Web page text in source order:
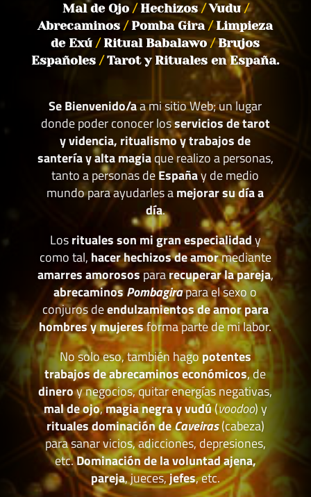
Mal de Ojo /Hechizos/Vudu/
Abrecaminos/Pomba Gira/Limpieza
de Exú/Ritual Babalawo/Brujos
Españoles/Tarot y Rituales en España.
Se Bienvenido/aa mi sitio Web; un lugar
donde poder conocer losservicios de tarot
y videncia, ritualismo y trabajos de
santería y alta magiaque realizo a personas,
tanto a personas deEspañay de medio
mundo para ayudarles amejorar su día a
día.
Losrituales son mi gran especialidady
como tal, hacer hechizos de amormediante
amarres amorosospararecuperar la pareja,
abrecaminosPombagirapara el sexo o
conjuros deendulzamientos de amor para
hombres y mujeresforma parte de mi labor.
No solo eso, también hagopotentes
trabajos de abrecaminos económicos, de
dineroy negocios, quitar energías negativas,
mal de ojo,magia negra y vudú(voodoo) y
rituales dominación deCaveiras(cabeza)
para sanar vicios, adicciones, depresiones,
etc.Dominación de la voluntad ajena,
pareja, jueces,jefes, etc.